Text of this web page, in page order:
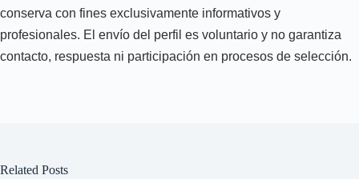
conserva con fines exclusivamente informativos y
profesionales. El envío del perfil es voluntario y no garantiza
contacto, respuesta ni participación en procesos de selección.
Related Posts